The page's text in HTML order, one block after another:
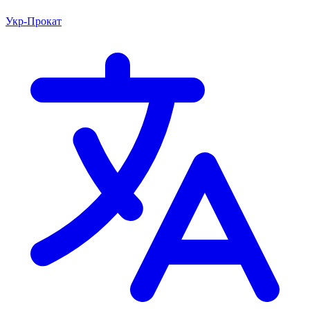
Укр-Прокат